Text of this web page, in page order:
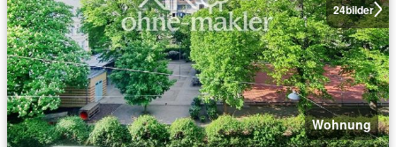
24bilder
Wohnung